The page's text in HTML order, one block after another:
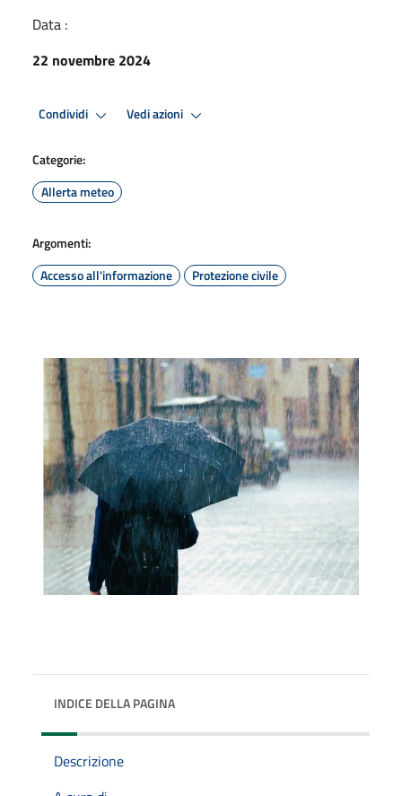
Data :
22 novembre 2024
Condividi Vedi azioni
Categorie:
Allerta meteo
Argomenti:
Accesso all'informazione
Protezione civile
INDICE DELLA PAGINA
Descrizione